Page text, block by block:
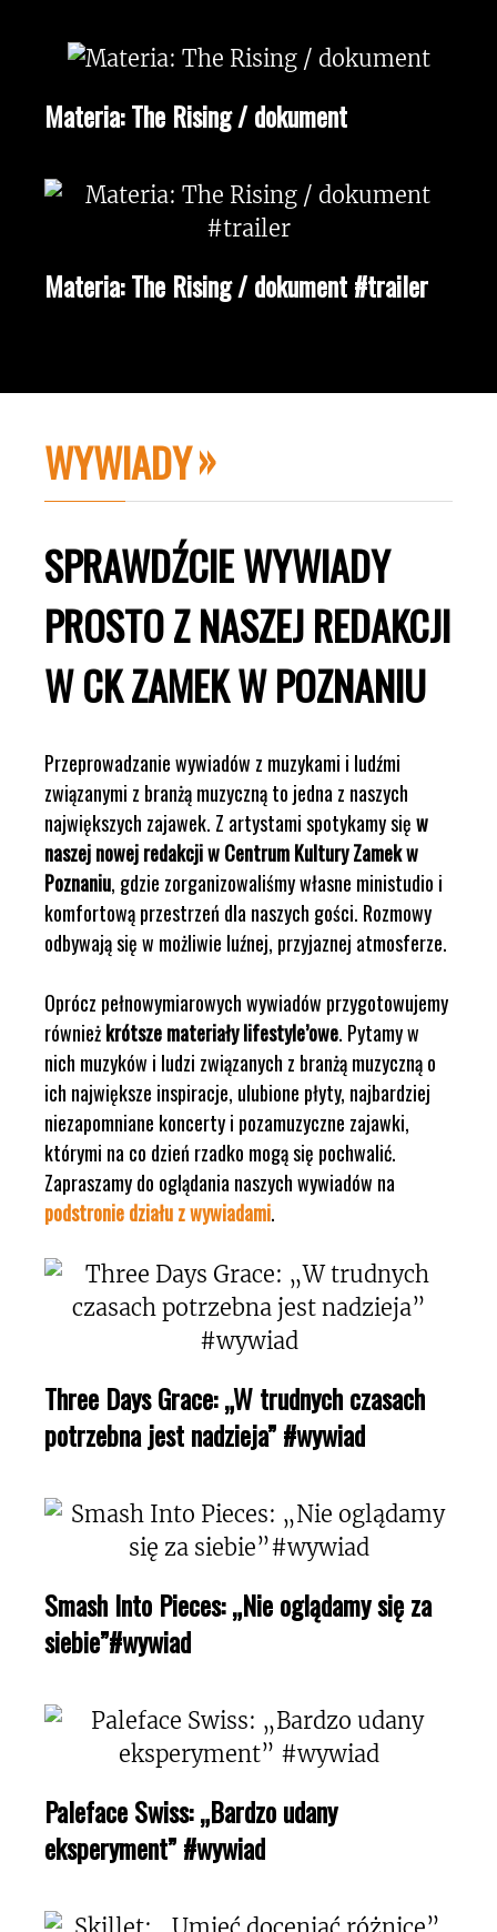
Materia: The Rising / dokument
Materia: The Rising / dokument #trailer
WYWIADY
SPRAWDŹCIE WYWIADY
PROSTO Z NASZEJ REDAKCJI
W CK ZAMEK W POZNANIU
Przeprowadzanie wywiadów z muzykami i ludźmi
związanymi z branżą muzyczną to jedna z naszych
największych zajawek. Z artystami spotykamy sięw
naszej nowej redakcji w Centrum Kultury Zamek w
Poznaniu, gdzie zorganizowaliśmy własne ministudio i
komfortową przestrzeń dla naszych gości. Rozmowy
odbywają się w możliwie luźnej, przyjaznej atmosferze.
Oprócz pełnowymiarowych wywiadów przygotowujemy
równieżkrótsze materiały lifestyle’owe. Pytamy w
nich muzyków i ludzi związanych z branżą muzyczną o
ich największe inspiracje, ulubione płyty, najbardziej
niezapomniane koncerty i pozamuzyczne zajawki,
którymi na co dzień rzadko mogą się pochwalić.
Zapraszamy do oglądania naszych wywiadów na
podstronie działu z wywiadami.
Three Days Grace: „W trudnych czasach
potrzebna jest nadzieja” #wywiad
Smash Into Pieces: „Nie oglądamy się za
siebie”#wywiad
Paleface Swiss: „Bardzo udany
eksperyment” #wywiad